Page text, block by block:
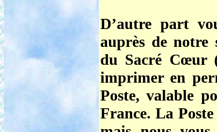
D’autre part
auprès de
du Sacré Cœur
imprimer en
Poste, valable
France. La